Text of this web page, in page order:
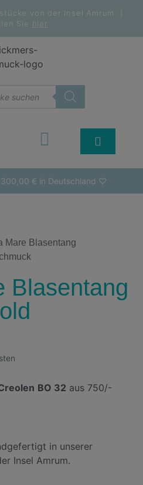
von der Insel Amrum |
Sie hier
300,00 € in Deutschland ♡
Mare Blasentang
Blasentang
BO 32 aus 750/-
in unserer
Insel Amrum.